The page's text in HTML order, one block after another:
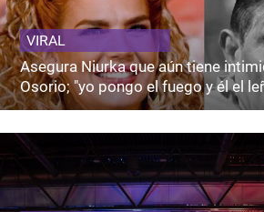
VIRAL
Asegura Niurka que aún tiene
Osorio; "yo pongo el fuego y él el